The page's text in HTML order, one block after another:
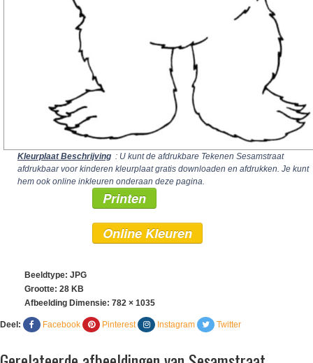
Kleurplaat Beschrijving : U kunt de afdrukbare Tekenen Sesamstraat
afdrukbaar voor kinderen kleurplaat gratis downloaden en afdrukken. Je kunt
hem ook online inkleuren onderaan deze pagina.
Printen
Online Kleuren
Beeldtype: JPG
Grootte: 28 KB
Afbeelding Dimensie: 782 × 1035
Deel: Facebook Pinterest Instagram Twitter